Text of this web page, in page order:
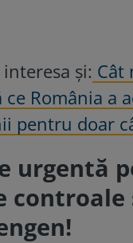
și: Cât
România a
pentru doar
urgentă